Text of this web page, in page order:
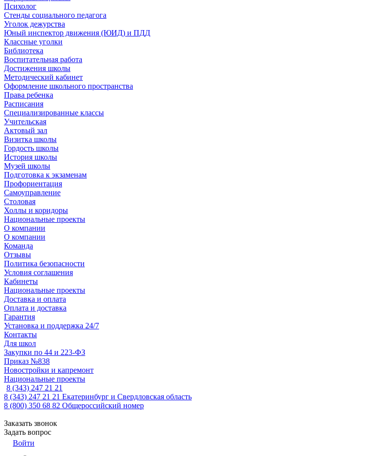
Психолог
Стенды социального педагога
Уголок дежурства
Юный инспектор движения (ЮИД) и ПДД
Классные уголки
Библиотека
Воспитательная работа
Достижения школы
Методический кабинет
Оформление школьного пространства
Права ребенка
Расписания
Специализированные классы
Учительская
Актовый зал
Визитка школы
Гордость школы
История школы
Музей школы
Подготовка к экзаменам
Профориентация
Самоуправление
Столовая
Холлы и коридоры
Национальные проекты
О компании
О компании
Команда
Отзывы
Политика безопасности
Условия соглашения
Кабинеты
Национальные проекты
Доставка и оплата
Оплата и доставка
Гарантия
Установка и поддержка 24/7
Контакты
Для школ
Закупки по 44 и 223-ФЗ
Приказ №838
Новостройки и капремонт
Национальные проекты
8 (343) 247 21 21
8 (343) 247 21 21 Екатеринбург и Свердловская область
8 (800) 350 68 82 Общероссийский номер
Заказать звонок
Задать вопрос
Войти